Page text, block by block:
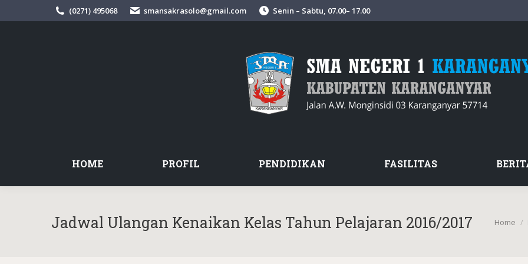
(0271) 495068 smansakrasolo@gmail.com Senin – Sabtu, 07.00– 17.00
HOME PROFIL PENDIDIKAN FASILITAS
Jadwal Ulangan Kenaikan Kelas Tahun Pelajaran 2016/2017 You are
Home